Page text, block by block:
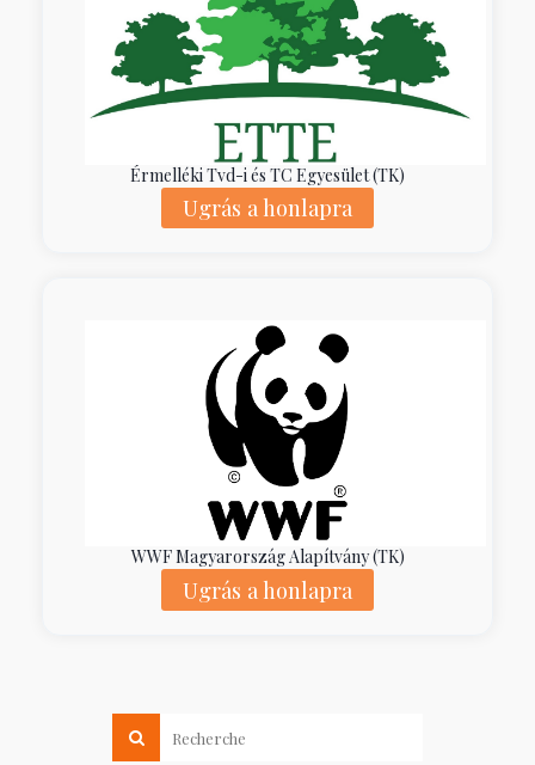
Érmelléki Tvd-i és TC Egyesület (TK)
Ugrás a honlapra
WWF Magyarország Alapítvány (TK)
Ugrás a honlapra